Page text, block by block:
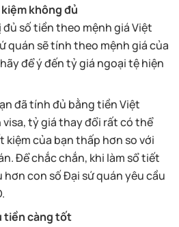
không đủ
số tiền theo mệnh giá Việt
quán sẽ tính theo mệnh giá của
để ý đến tỷ giá ngoại tệ hiện
đã tính đủ bằng tiền Việt
tỷ giá thay đổi rất có thể
của bạn thấp hơn so với
Để chắc chắn, khi làm sổ tiết
hơn con số Đại sứ quán yêu cầu
tiền càng tốt